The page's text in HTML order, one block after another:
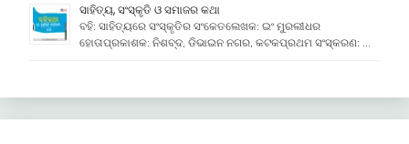
ସାହିତ୍ୟ, ସଂସ୍କୃତି ଓ ସମାଜର କଥା
ବହି: ସାହିତ୍ୟରେ ସଂସ୍କୃତିର ସଂକେତଲେଖକ: ଇଂ ମୁରଲୀଧର
ହୋତାପ୍ରକାଶକ: ନିଶବ୍ଦ, ଡିଭାଇନ ନଗର, କଟକପ୍ରଥମ ସଂସ୍କରଣ: …